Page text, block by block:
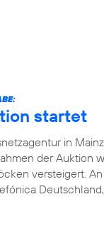
startet
in
der Auktion
versteigert.